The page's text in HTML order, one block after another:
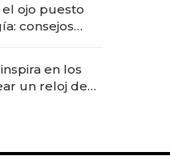
ojo puesto
consejos
en los
un reloj de